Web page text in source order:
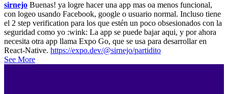
sirnejo Buenas! ya logre hacer una app mas oa menos funcional,
con logeo usando Facebook, google o usuario normal. Incluso tiene
el 2 step verification para los que estén un poco obsesionados con la
seguridad como yo :wink: La app se puede bajar aqui, y por ahora
necesita otra app llama Expo Go, que se usa para desarrollar en
React-Native. https://expo.dev/@sirnejo/partidito
See More